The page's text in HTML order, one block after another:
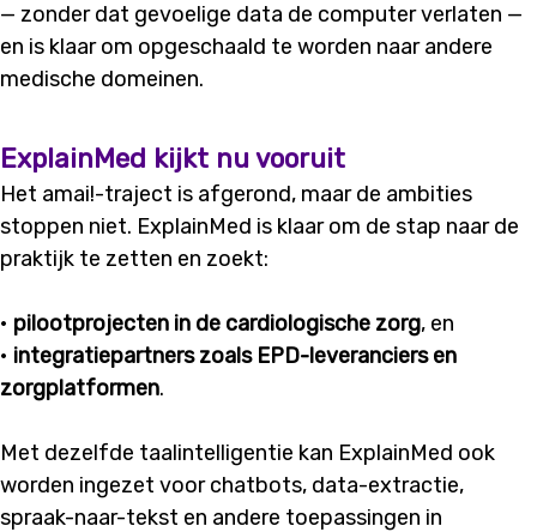
— zonder dat gevoelige data de computer verlaten —
en is klaar om opgeschaald te worden naar andere
medische domeinen.
ExplainMed kijkt nu vooruit
Het amai!-traject is afgerond, maar de ambities
stoppen niet. ExplainMed is klaar om de stap naar de
praktijk te zetten en zoekt:
• pilootprojecten in de cardiologische zorg, en
• integratiepartners zoals EPD-leveranciers en
zorgplatformen.
Met dezelfde taalintelligentie kan ExplainMed ook
worden ingezet voor chatbots, data-extractie,
spraak-naar-tekst en andere toepassingen in